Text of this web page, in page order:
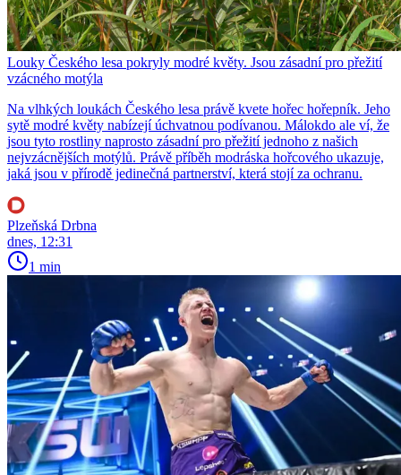
Louky Českého lesa pokryly modré květy. Jsou zásadní pro přežití
vzácného motýla
Na vlhkých loukách Českého lesa právě kvete hořec hořepník. Jeho
sytě modré květy nabízejí úchvatnou podívanou. Málokdo ale ví, že
jsou tyto rostliny naprosto zásadní pro přežití jednoho z našich
nejvzácnějších motýlů. Právě příběh modráska hořcového ukazuje,
jaká jsou v přírodě jedinečná partnerství, která stojí za ochranu.
Plzeňská Drbna
dnes, 12:31
1 min